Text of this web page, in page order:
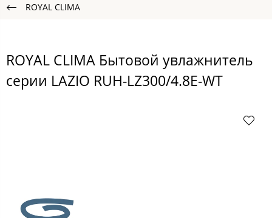
ROYAL CLIMA
ROYAL CLIMA Бытовой увлажнитель
серии LAZIO RUH-LZ300/4.8E-WT